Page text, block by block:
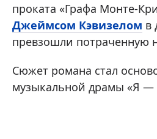
проката «Графа Монте-
Джеймсом Кэвизелом в
превзошли потраченную
Сюжет романа стал
музыкальной драмы «Я —